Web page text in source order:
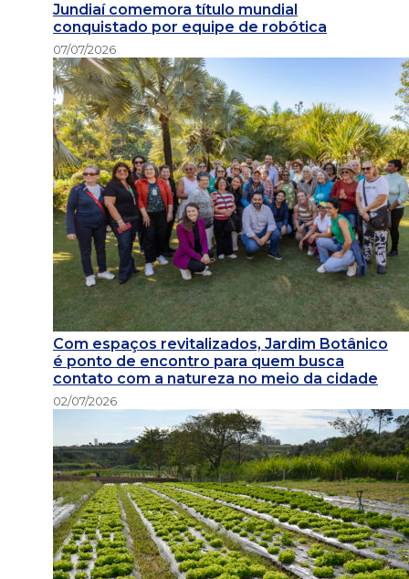
Jundiaí comemora título mundial
conquistado por equipe de robótica
07/07/2026
Com espaços revitalizados, Jardim Botânico
é ponto de encontro para quem busca
contato com a natureza no meio da cidade
02/07/2026